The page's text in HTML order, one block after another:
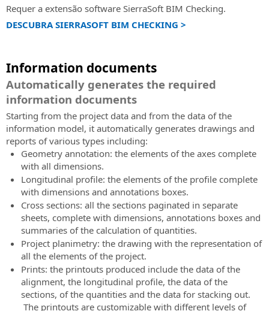
Requer a extensão software SierraSoft BIM Checking.
DESCUBRA SIERRASOFT BIM CHECKING >
Information documents
Automatically generates the required
information documents
Starting from the project data and from the data of the
information model, it automatically generates drawings and
reports of various types including:
Geometry annotation: the elements of the axes complete
with all dimensions.
Longitudinal profile: the elements of the profile complete
with dimensions and annotations boxes.
Cross sections: all the sections paginated in separate
sheets, complete with dimensions, annotations boxes and
summaries of the calculation of quantities.
Project planimetry: the drawing with the representation of
all the elements of the project.
Prints: the printouts produced include the data of the
alignment, the longitudinal profile, the data of the
sections, of the quantities and the data for stacking out.
The printouts are customizable with different levels of